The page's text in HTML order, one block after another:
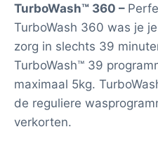
TurboWash™ 360 –
TurboWash 360 was je
zorg in slechts 39
TurboWash™ 39
maximaal 5kg.
de reguliere
verkorten.